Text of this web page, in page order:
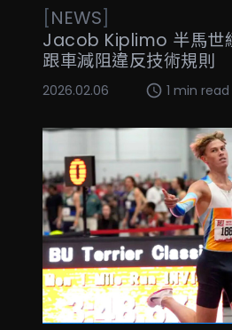
[NEWS]
Jacob Kiplimo 半馬世
跟車減阻違反技術規則
2026.02.06 1 min read